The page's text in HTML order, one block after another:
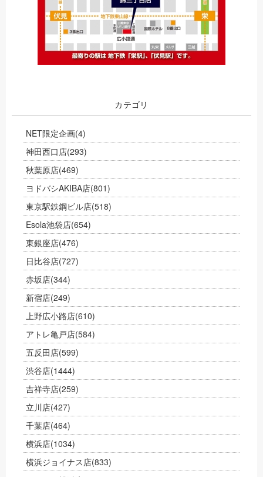
カテゴリ
NET限定企画(4)
神田西口店(293)
秋葉原店(469)
ヨドバシAKIBA店(801)
東京駅鉄鋼ビル店(518)
Esola池袋店(654)
東銀座店(476)
日比谷店(727)
赤坂店(344)
新宿店(249)
上野広小路店(610)
アトレ亀戸店(584)
五反田店(599)
渋谷店(1444)
吉祥寺店(259)
立川店(427)
千葉店(464)
横浜店(1034)
横浜ジョイナス店(833)